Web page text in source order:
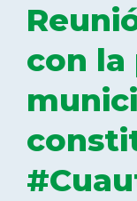
COMITÉ
COMISIÓN DE
SECCIONES
con la